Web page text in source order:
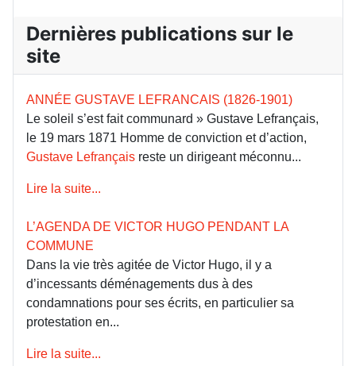
Dernières publications sur le
site
ANNÉE GUSTAVE LEFRANCAIS (1826-1901)
Le soleil s’est fait communard » Gustave Lefrançais,
le 19 mars 1871 Homme de conviction et d’action,
Gustave Lefrançais reste un dirigeant méconnu...
Lire la suite...
L’AGENDA DE VICTOR HUGO PENDANT LA
COMMUNE
Dans la vie très agitée de Victor Hugo, il y a
d’incessants déménagements dus à des
condamnations pour ses écrits, en particulier sa
protestation en...
Lire la suite...